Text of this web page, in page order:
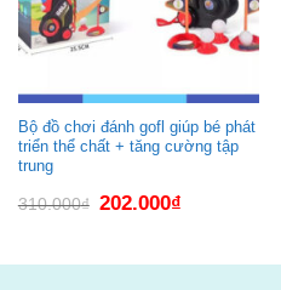
Bộ đồ chơi đánh gofl giúp bé phát
triển thể chất + tăng cường tập
trung
310.000₫ Giá
gốc
202.000₫Giá
hiện